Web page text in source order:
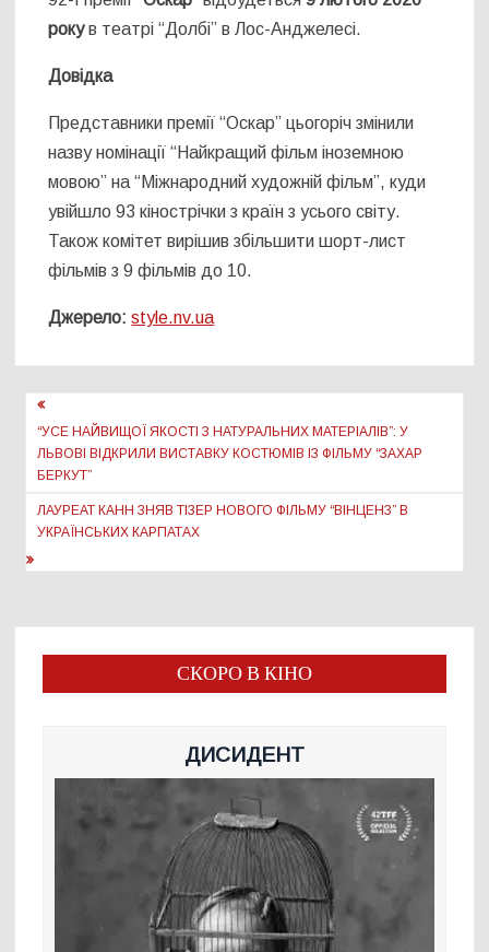
рокув театрі “Долбі” в Лос-Анджелесі.
Довідка
Представники премії “Оскар” цьогоріч змінили
назву номінації “Найкращий фільм іноземною
мовою” на “Міжнародний художній фільм”, куди
увійшло 93 кінострічки з країн з усього світу.
Також комітет вирішив збільшити шорт-лист
фільмів з 9 фільмів до 10.
Джерело: style.nv.ua
Навігація
записів
“УСЕ НАЙВИЩОЇ ЯКОСТІ З НАТУРАЛЬНИХ МАТЕРІАЛІВ”: У
ЛЬВОВІ ВІДКРИЛИ ВИСТАВКУ КОСТЮМІВ ІЗ ФІЛЬМУ “ЗАХАР
БЕРКУТ”
ЛАУРЕАТ КАНН ЗНЯВ ТІЗЕР НОВОГО ФІЛЬМУ “ВІНЦЕНЗ” В
УКРАЇНСЬКИХ КАРПАТАХ
СКОРО В КІНО
ДИСИДЕНТ